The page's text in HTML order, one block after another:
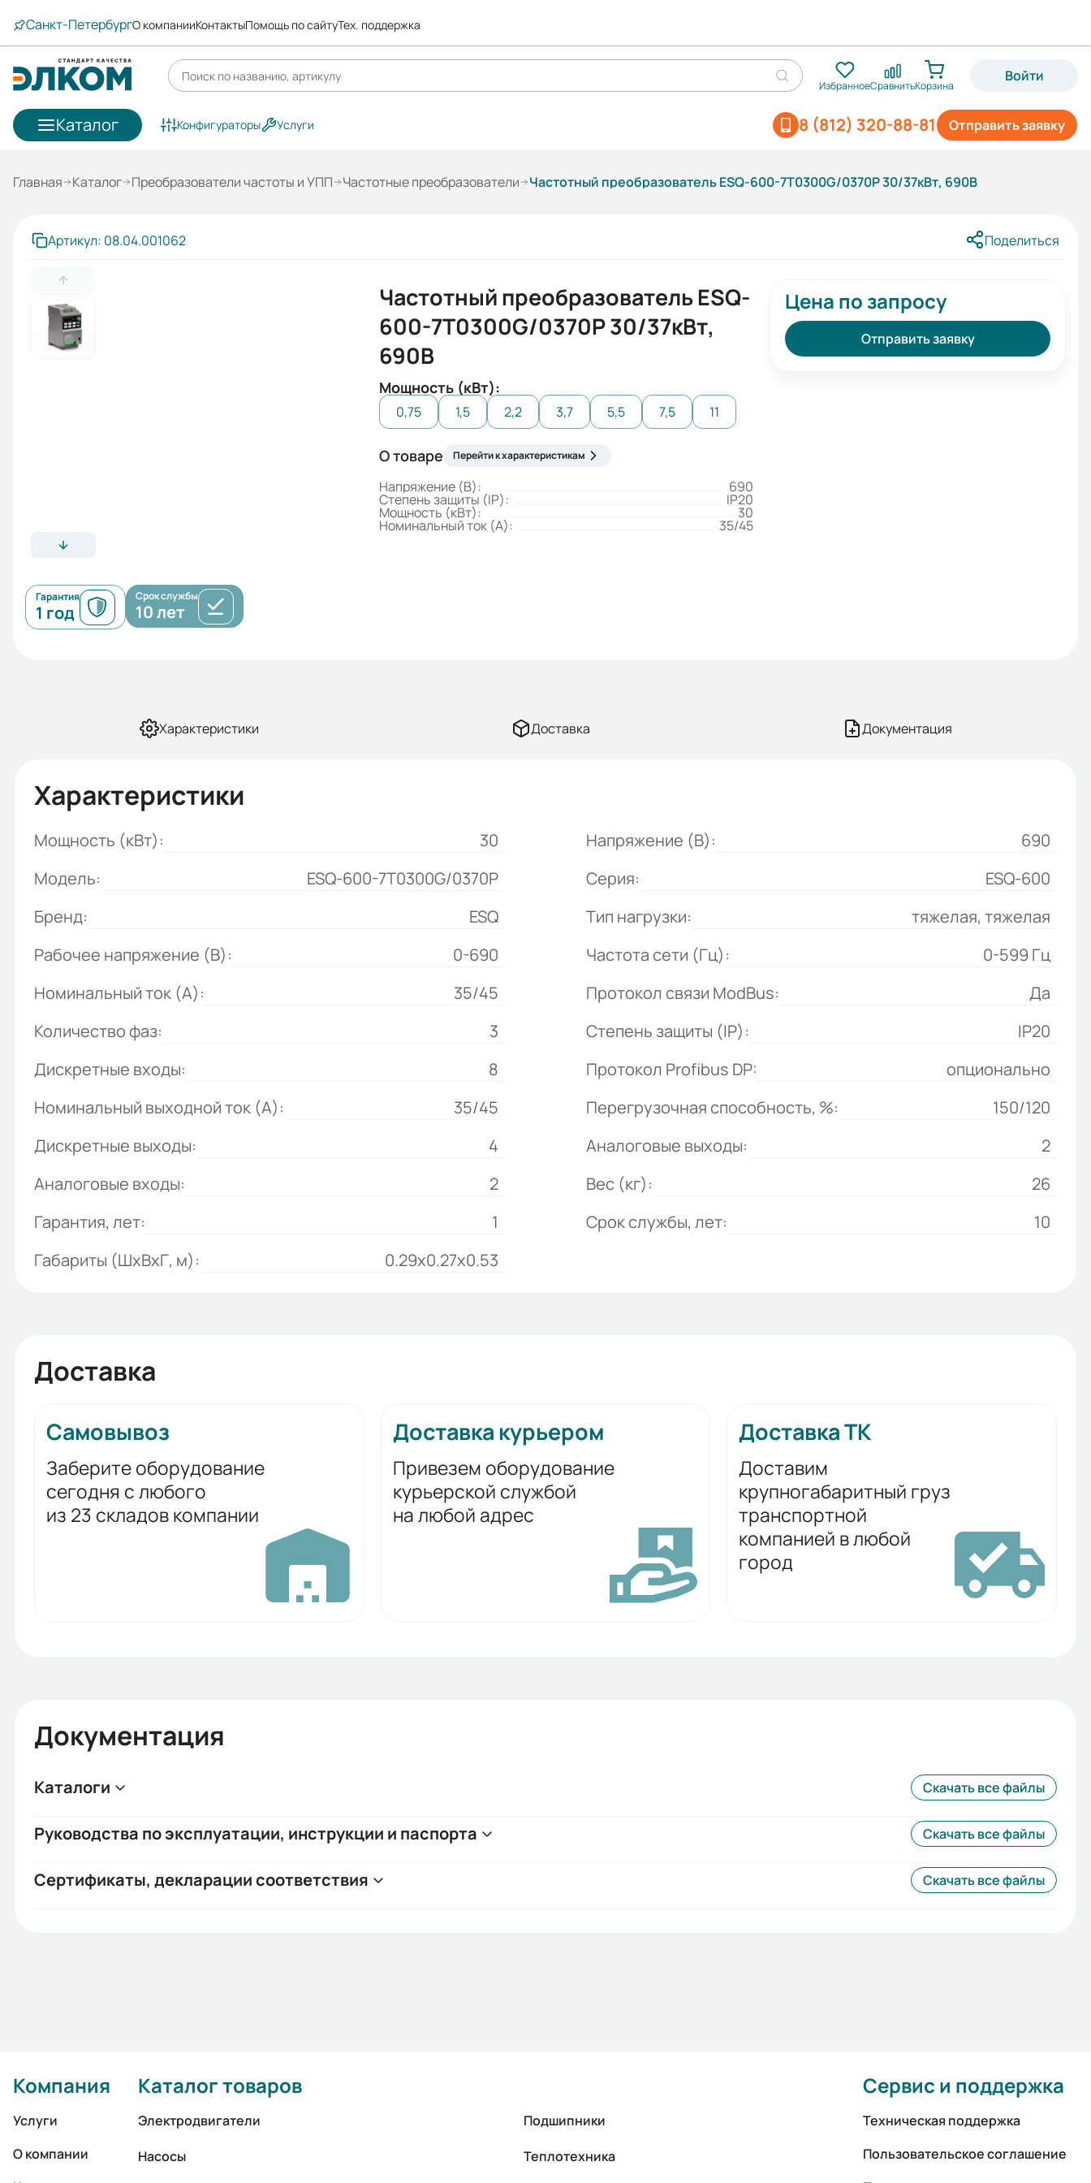
Санкт-ПетербургО компанииКонтактыПомощь по сайтуТех. поддержка
ИзбранноеСравнитьКорзина
Войти
Каталог Отправить заявку
8 (812) 320-88-81
Конфигураторы Услуги
Главная Каталог Преобразователи частоты и УПП Частотные преобразователи Частотный преобразователь ESQ-600-7T0300G/0370P 30/37кВт, 690В
Артикул: 08.04.001062 Поделиться
Гарантия
1 год
Срок службы
10 лет
Частотный преобразователь ESQ-
600-7T0300G/0370P 30/37кВт,
690В
Мощность (кВт):
0,75 1,5 2,2 3,7 5,5 7,5 11
О товаре Перейти к характеристикам
Напряжение (В): 690
Степень защиты (IP): IP20
Мощность (кВт): 30
Номинальный ток (А): 35/45
Цена по запросу
Отправить заявку
Характеристики Доставка Документация
Характеристики
Мощность (кВт): 30 Напряжение (В):
690
Модель:
ESQ-600-7T0300G/0370P Серия:
ESQ-600
Бренд:
ESQ Тип нагрузки:
тяжелая, тяжелая
Рабочее напряжение (В):
0-690 Частота сети (Гц):
0-599 Гц
Номинальный ток (А):
35/45 Протокол связи ModBus:
Да
Количество фаз:
3 Степень защиты (IP):
IP20
Дискретные входы:
8 Протокол Profibus DP:
опционально
Номинальный выходной ток (А):
35/45 Перегрузочная способность, %:
150/120
Дискретные выходы:
4 Аналоговые выходы:
2
Аналоговые входы:
2 Вес (кг):
26
Гарантия, лет:
1 Срок службы, лет:
10
Габариты (ШхВхГ, м):
0.29x0.27x0.53
Доставка
Самовывоз
Заберите оборудование
сегодня с любого
из 23 складов компании
Доставка курьером
Привезем оборудование
курьерской службой
на любой адрес
Доставка ТК
Доставим
крупногабаритный груз
транспортной
компанией в любой
город
Документация
Каталоги Скачать все файлы
Руководства по эксплуатации, инструкции и паспорта Скачать все файлы
Сертификаты, декларации соответствия Скачать все файлы
Компания
Услуги
О компании
Каталог товаров
Электродвигатели
Насосы
Подшипники
Теплотехника
Сервис и поддержка
Техническая поддержка
Пользовательское соглашение